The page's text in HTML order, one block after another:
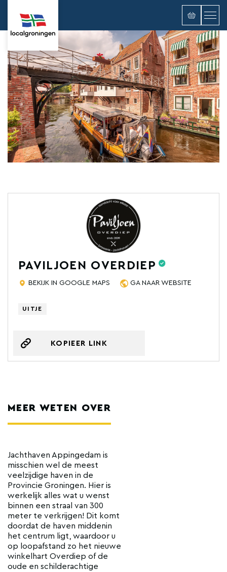
PAVILJOEN OVERDIEP
BEKIJK IN GOOGLE MAPS GA NAAR WEBSITE
UITJE
KOPIEER LINK
MEER WETEN OVER
Jachthaven Appingedam is
misschien wel de meest
veelzijdige haven in de
Provincie Groningen. Hier is
werkelijk alles wat u wenst
binnen een straal van 300
meter te verkrijgen! Dit komt
doordat de haven middenin
het centrum ligt, waardoor u
op loopafstand zo het nieuwe
winkelhart Overdiep of de
oude en schilderachtige